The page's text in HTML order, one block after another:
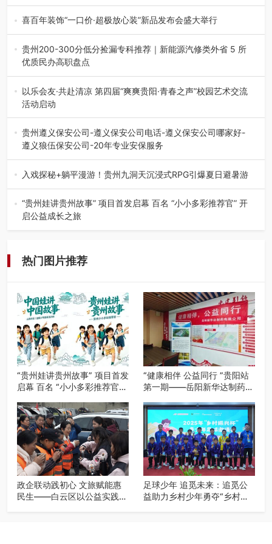
八一建军节到来之际，由贵州省退役军人事务厅指导，贵阳
市退役军人事务局联合贵州广电…
喜百年装饰“一口价·超极放心装”新品发布会盛大举行
2026年7月31日，喜百年装饰“一口价·超极放心装”新品发布
会在贵阳隆重举行。…
贵州200-300分低分捡漏专科推荐｜新能源汽修类外省 5 所
优质民办高职盘点
在贵州省高考志愿填报体系中，200至300分数段考生可选择
的省内工科、新能源汽车…
以乐会友·共赴清凉 第四届“爽爽贵阳·青春之声”校园艺术交流
活动启动
七月的贵阳，清风送爽，第四届“爽爽贵阳·青春之声”校园管
弦乐（合唱）艺术交流活动…
贵州遵义保安公司-遵义保安公司电话-遵义保安公司哪家好-
遵义狼伍保安公司-20年专业安保服务
在遵义，不管是企业园区运营、小区物业管理、建筑工地施
工、商业商场经营，还是举办各…
入戏探秘+躺平漫游！贵州九洞天沉浸式RPG引爆夏日避暑游
入伏后的贵州，清凉依旧。而在毕节深处的九洞天景区，贵
州首个水上喀斯特沉浸式RPG…
“贵州娃讲贵州故事” 项目首发启幕 百名 “小小多彩推荐官” 开
启公益成长之旅
热门图片推荐
“贵州娃讲贵州故事” 项目首发
启幕 百名 “小小多彩推荐官”
“健康相伴 公益同行 ”贵阳站
第一期——岳阳新华达制药贵
政企联动践初心 文旅赋能惠
民生——白云区以公益实践绘
足球少年 追觅未来：追觅公
益助力乡村少年勇夺“乡村振